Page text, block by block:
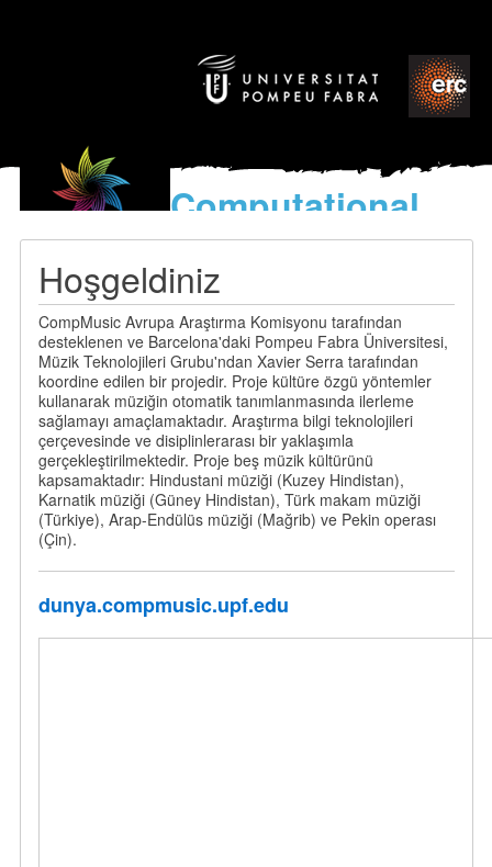
Computational
models
Hoşgeldiniz
CompMusic Avrupa Araştırma Komisyonu tarafından
desteklenen ve Barcelona'daki Pompeu Fabra Üniversitesi,
Müzik Teknolojileri Grubu'ndan Xavier Serra tarafından
koordine edilen bir projedir. Proje kültüre özgü yöntemler
kullanarak müziğin otomatik tanımlanmasında ilerleme
sağlamayı amaçlamaktadır. Araştırma bilgi teknolojileri
çerçevesinde ve disiplinlerarası bir yaklaşımla
gerçekleştirilmektedir. Proje beş müzik kültürünü
kapsamaktadır: Hindustani müziği (Kuzey Hindistan),
Karnatik müziği (Güney Hindistan), Türk makam müziği
(Türkiye), Arap-Endülüs müziği (Mağrib) ve Pekin operası
(Çin).
dunya.compmusic.upf.edu